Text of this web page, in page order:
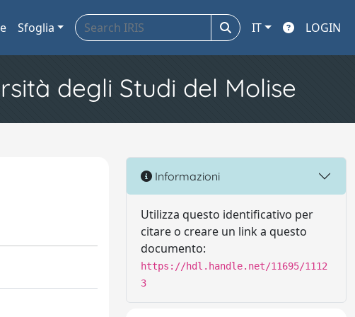
Sfoglia IT LOGIN
degli Studi del Molise
Informazioni
Utilizza questo identificativo per
citare o creare un link a questo
documento:
https://hdl.handle.net/11695/1112
3